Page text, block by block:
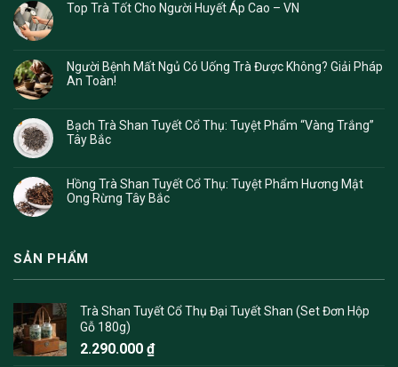
Top Trà Tốt Cho Người Huyết Áp Cao – VN
Người Bệnh Mất Ngủ Có Uống Trà Được Không? Giải Pháp
An Toàn!
Bạch Trà Shan Tuyết Cổ Thụ: Tuyệt Phẩm “Vàng Trắng”
Tây Bắc
Hồng Trà Shan Tuyết Cổ Thụ: Tuyệt Phẩm Hương Mật
Ong Rừng Tây Bắc
SẢN PHẨM
Trà Shan Tuyết Cổ Thụ Đại Tuyết Shan (Set Đơn Hộp
Gỗ 180g)
2.290.000 ₫